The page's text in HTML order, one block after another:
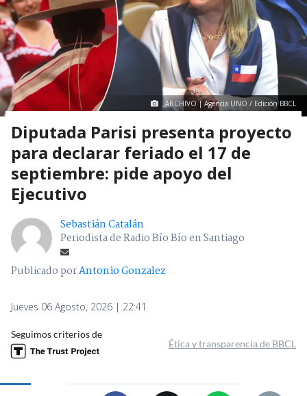
ARCHIVO | Agencia UNO / Edición BBCL
Diputada Parisi presenta proyecto
para declarar feriado el 17 de
septiembre: pide apoyo del
Ejecutivo
Sebastián Catalán
Periodista de Radio Bío Bío en Santiago
Publicado porAntonio Gonzalez
Jueves 06 Agosto, 2026 | 22:41
Seguimos criterios de
Ética y transparencia de BBCL